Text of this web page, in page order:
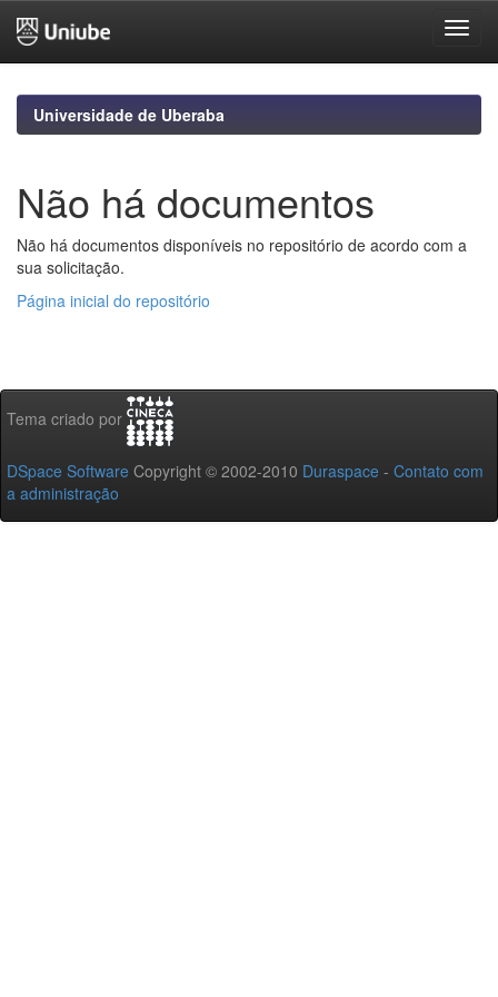
navigationUniversidade de Uberaba
Não há documentos
Não há documentos disponíveis no repositório de acordo com a
sua solicitação.
Página inicial do repositório
Tema criado por
DSpace Software Copyright © 2002-2010 Duraspace - Contato com
a administração